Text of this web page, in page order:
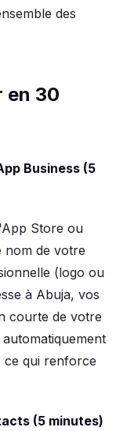
des
en 30
Business (5
Store ou
nom de votre
(logo ou
à Abuja, vos
courte de votre
qui renforce
(5 minutes)